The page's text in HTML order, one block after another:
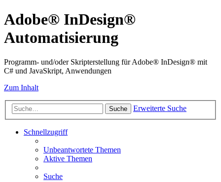
Adobe® InDesign®
Automatisierung
Programm- und/oder Skripterstellung für Adobe® InDesign® mit
C# und JavaSkript, Anwendungen
Zum Inhalt
Suche Erweiterte Suche
Schnellzugriff
Unbeantwortete Themen
Aktive Themen
Suche